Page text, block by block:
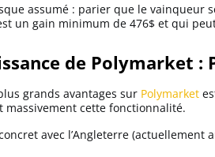
assumé : parier que le vainqueur
un gain minimum de 476$ et qui
de Polymarket :
grands avantages sur Polymarket
massivement cette fonctionnalité.
avec l’Angleterre (actuellement